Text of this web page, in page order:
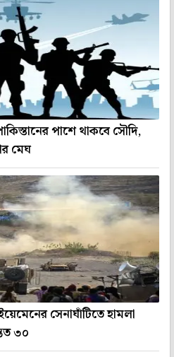
পাশে থাকবে সৌদি,
মেঘ
সেনাঘাঁটিতে হামলা
৩০